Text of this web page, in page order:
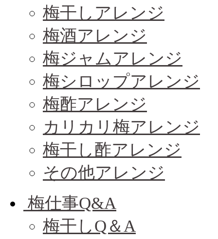
梅干しアレンジ
梅酒アレンジ
梅ジャムアレンジ
梅シロップアレンジ
梅酢アレンジ
カリカリ梅アレンジ
梅干し酢アレンジ
その他アレンジ
梅仕事Q&A
梅干しQ＆A